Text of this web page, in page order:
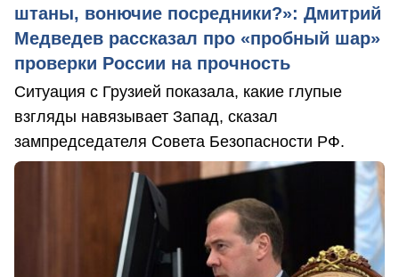
штаны, вонючие посредники?»: Дмитрий
Медведев рассказал про «пробный шар»
проверки России на прочность
Ситуация с Грузией показала, какие глупые
взгляды навязывает Запад, сказал
зампредседателя Совета Безопасности РФ.